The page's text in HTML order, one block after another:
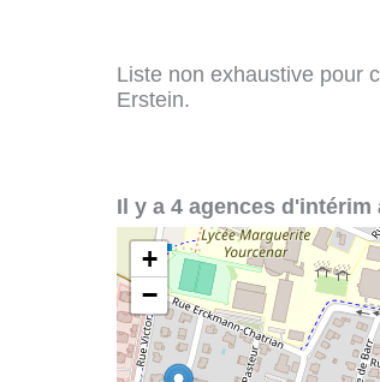
Liste non exhaustive pour
Erstein.
Il y a 4 agences d'intérim
+
−